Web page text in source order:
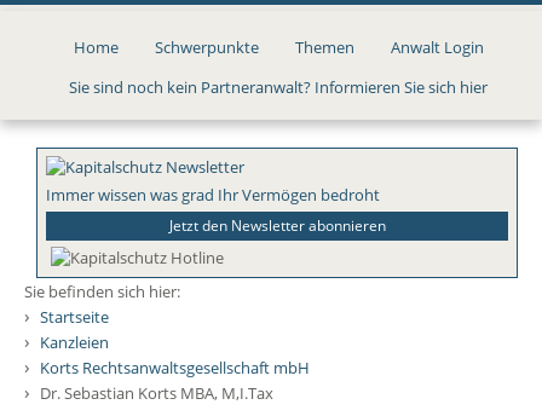
Direkt
Home Schwerpunkte Themen
Anwalt Login
Sie sind noch kein Partneranwalt? Informieren Sie sich hier
Immer wissen was grad Ihr Vermögen bedroht
Jetzt den Newsletter abonnieren
Sie befinden sich hier:
› Startseite
› Kanzleien
› Korts Rechtsanwaltsgesellschaft mbH
› Dr. Sebastian Korts MBA, M,I.Tax